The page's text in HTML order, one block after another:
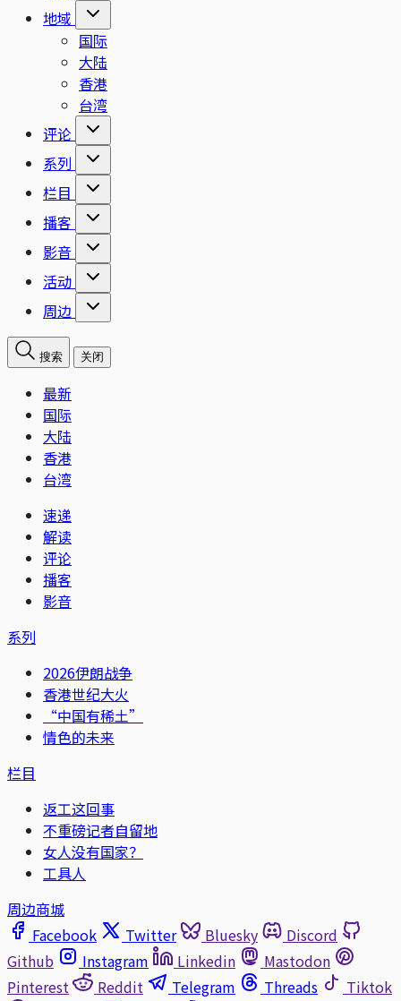
地域
国际
大陆
香港
台湾
评论
系列
栏目
播客
影音
活动
周边
搜索 关闭
最新
国际
大陆
香港
台湾
速递
解读
评论
播客
影音
系列
2026伊朗战争
香港世纪大火
“中国有稀土”
情色的未来
栏目
返工这回事
不重磅记者自留地
女人没有国家？
工具人
周边商城
Facebook
Twitter Bluesky
Discord
Github
Instagram Linkedin
Mastodon
Pinterest
Reddit Telegram Threads
Tiktok